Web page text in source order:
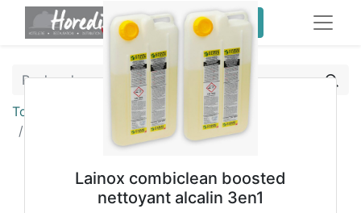
service client pro
Tous les produits
Assiettes ovales Olympia Fusion 357mm
Lainox combiclean boosted
nettoyant alcalin 3en1